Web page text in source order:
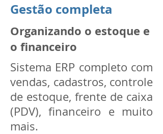
Gestão completa
Organizando o estoque e
o financeiro
Sistema ERP completo com
vendas, cadastros, controle
de estoque, frente de caixa
(PDV), financeiro e muito
mais.